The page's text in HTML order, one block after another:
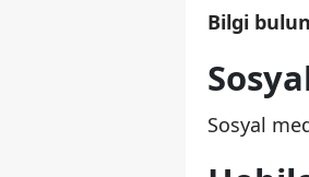
Bilgi
Sosyal